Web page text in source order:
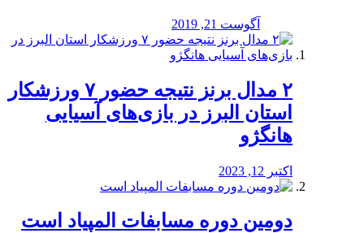
آگوست 21, 2019
۲ مدال برنز نتیجه حضور ۷ ورزشکار
استان البرز در بازی‌های آسیایی
هانگژو
اکتبر 12, 2023
دومین دوره مسابفات المپیاد است